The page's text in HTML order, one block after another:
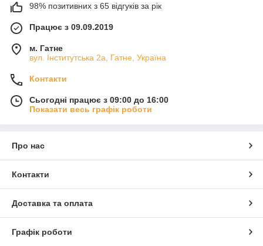
98% позитивних з 65 відгуків за рік
Працює з 09.09.2019
м. Гатне
вул. Інститутська 2а, Гатне, Україна
Контакти
Сьогодні працює з 09:00 до 16:00
Показати весь графік роботи
Про нас
Контакти
Доставка та оплата
Графік роботи